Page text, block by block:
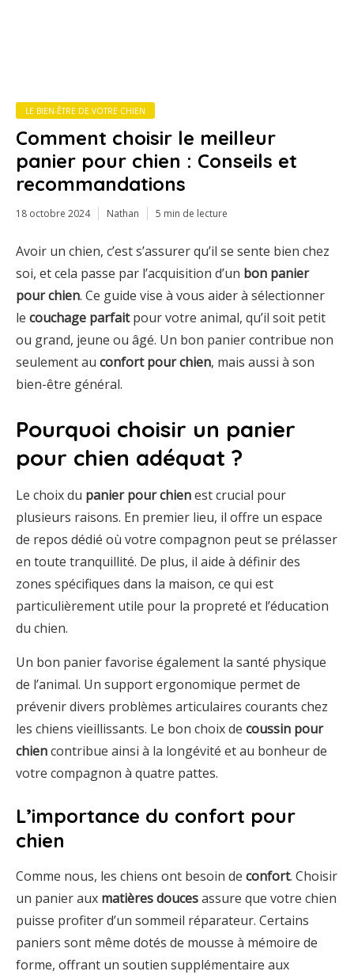
LE BIEN-ÊTRE DE VOTRE CHIEN
Comment choisir le meilleur
panier pour chien : Conseils et
recommandations
18 octobre 2024 Nathan 5 min de lecture
Avoir un chien, c’est s’assurer qu’il se sente bien chez
soi, et cela passe par l’acquisition d’un bon panier
pour chien. Ce guide vise à vous aider à sélectionner
le couchage parfaitpour votre animal, qu’il soit petit
ou grand, jeune ou âgé. Un bon panier contribue non
seulement au confort pour chien, mais aussi à son
bien-être général.
Pourquoi choisir un panier
pour chien adéquat ?
Le choix du panier pour chienest crucial pour
plusieurs raisons. En premier lieu, il offre un espace
de repos dédié où votre compagnon peut se prélasser
en toute tranquillité. De plus, il aide à définir des
zones spécifiques dans la maison, ce qui est
particulièrement utile pour la propreté et l’éducation
du chien.
Un bon panier favorise également la santé physique
de l’animal. Un support ergonomique permet de
prévenir divers problèmes articulaires courants chez
les chiens vieillissants. Le bon choix de coussin pour
chiencontribue ainsi à la longévité et au bonheur de
votre compagnon à quatre pattes.
L’importance du confort pour
chien
Comme nous, les chiens ont besoin de confort. Choisir
un panier aux matières doucesassure que votre chien
puisse profiter d’un sommeil réparateur. Certains
paniers sont même dotés de mousse à mémoire de
forme, offrant un soutien supplémentaire aux